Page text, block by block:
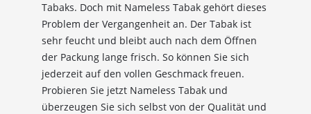
Tabaks. Doch mit Nameless Tabak gehört dieses
Problem der Vergangenheit an. Der Tabak ist
sehr feucht und bleibt auch nach dem Öffnen
der Packung lange frisch. So können Sie sich
jederzeit auf den vollen Geschmack freuen.
Probieren Sie jetzt Nameless Tabak und
überzeugen Sie sich selbst von der Qualität und
Sichere dir jetzt 10% Rabatt* auf deine Bestellung
bei Wolke7ShishaShop.de!
Nutze unseren exklusiven Rabattcode und spare bei
deiner nächsten Bestellung in unserem Online-Shop.
Entdecke eine große Auswahl an hochwertigen
Shisha-Produkten, Tabaksorten und Zubehör – alles,
was du für das perfekte Shisha-Erlebnis brauchst!